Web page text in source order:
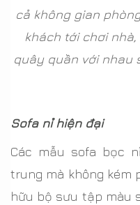
cả không gian
khách tới chơi
quây quần với nhau
Sofa nỉ hiện đại
Các mẫu sofa bọc
trung mà không kém
hữu bộ sưu tập màu